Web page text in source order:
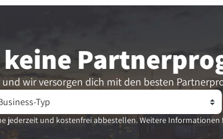
keine
wir versorgen dich mit den besten
jederzeit und kostenfrei abbestellen. Weitere Informationen